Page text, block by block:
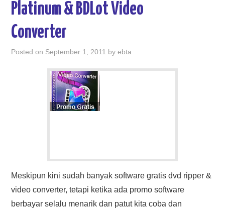
Platinum & BDLot Video
Converter
Posted on September 1, 2011 byebta
Meskipun kini sudah banyak software gratis dvd ripper &
video converter, tetapi ketika ada promo software
berbayar selalu menarik dan patut kita coba dan